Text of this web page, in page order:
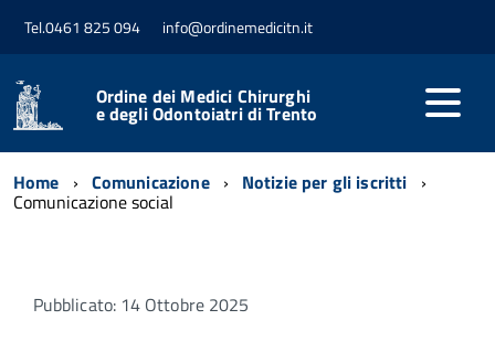
Tel.0461 825 094 info@ordinemedicitn.it
Ordine dei Medici Chirurghi
e degli Odontoiatri di Trento
Home Comunicazione Notizie per gli iscritti
Comunicazione social
Pubblicato: 14 Ottobre 2025